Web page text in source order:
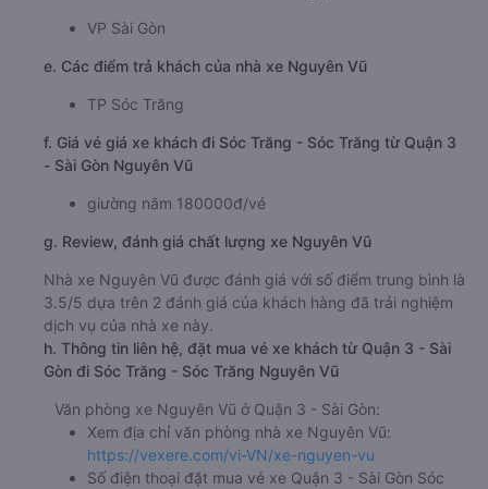
VP Sài Gòn
e. Các điểm trả khách của nhà xe Nguyên Vũ
TP Sóc Trăng
f. Giá vé giá xe khách đi Sóc Trăng - Sóc Trăng từ Quận 3
- Sài Gòn Nguyên Vũ
giường nằm 180000đ/vé
g. Review, đánh giá chất lượng xe Nguyên Vũ
Nhà xe Nguyên Vũ được đánh giá với số điểm trung bình là
3.5/5 dựa trên 2 đánh giá của khách hàng đã trải nghiệm
dịch vụ của nhà xe này.
h. Thông tin liên hệ, đặt mua vé xe khách từ Quận 3 - Sài
Gòn đi Sóc Trăng - Sóc Trăng Nguyên Vũ
Văn phòng xe Nguyên Vũ ở Quận 3 - Sài Gòn:
Xem địa chỉ văn phòng nhà xe Nguyên Vũ:
https://vexere.com/vi-VN/xe-nguyen-vu
Số điện thoại đặt mua vé xe Quận 3 - Sài Gòn Sóc